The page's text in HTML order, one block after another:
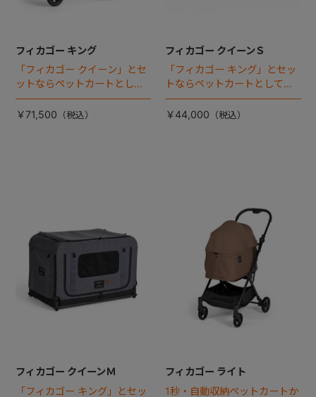
フィカゴー キング
「フィカゴー クイーン」とセ
ットならペットカートとして
使える、耐荷重50kgの大型犬
向け車体登場！
￥71,500
フィカゴー クイーンＳ
「フィカゴー キング」とセッ
トならペットカートとしても
使える、耐荷重30㎏の中～大
型犬向けケージが登場！
￥44,000
フィカゴー クイーンＭ
「フィカゴー キング」とセッ
フィカゴー ライト
1秒・自動収納ペットカートか